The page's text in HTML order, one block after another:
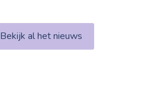
Bekijk al het nieuws